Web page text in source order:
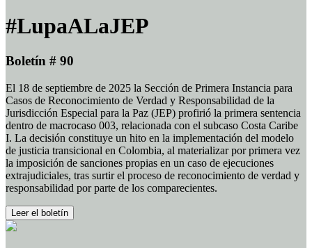
#LupaALaJEP
Boletín # 90
El 18 de septiembre de 2025 la Sección de Primera Instancia para
Casos de Reconocimiento de Verdad y Responsabilidad de la
Jurisdicción Especial para la Paz (JEP) profirió la primera sentencia
dentro de macrocaso 003, relacionada con el subcaso Costa Caribe
I. La decisión constituye un hito en la implementación del modelo
de justicia transicional en Colombia, al materializar por primera vez
la imposición de sanciones propias en un caso de ejecuciones
extrajudiciales, tras surtir el proceso de reconocimiento de verdad y
responsabilidad por parte de los comparecientes.
Leer el boletín